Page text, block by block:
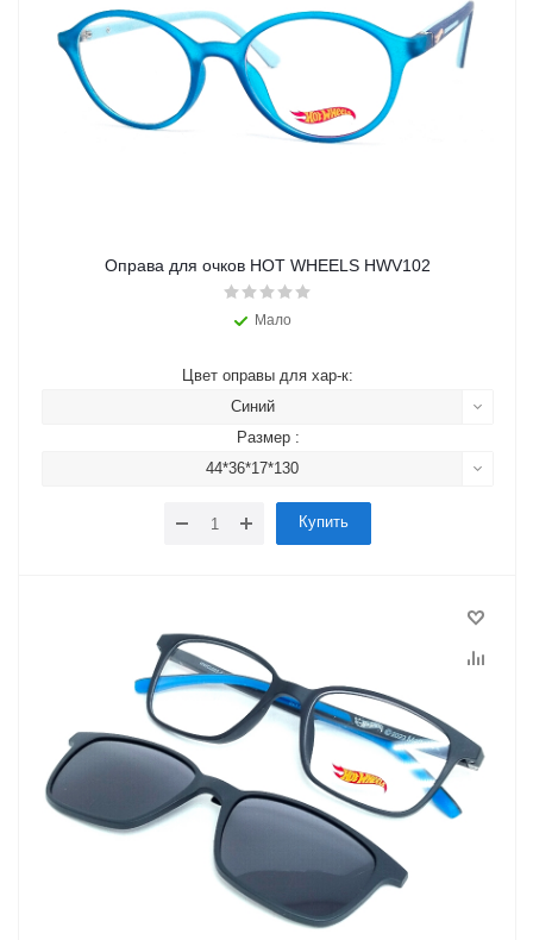
Оправа для очков HOT WHEELS HWV102
Мало
Цвет оправы для хар-к:
Синий
Размер :
44*36*17*130
Купить